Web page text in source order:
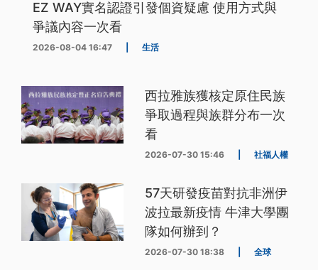
EZ WAY實名認證引發個資疑慮 使用方式與
爭議內容一次看
2026-08-04 16:47 生活
西拉雅族獲核定原住民族
爭取過程與族群分布一次
看
2026-07-30 15:46 社福人權
57天研發疫苗對抗非洲伊
波拉最新疫情 牛津大學團
隊如何辦到？
2026-07-30 18:38 全球